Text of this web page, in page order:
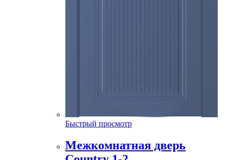
Быстрый просмотр
Межкомнатная дверь